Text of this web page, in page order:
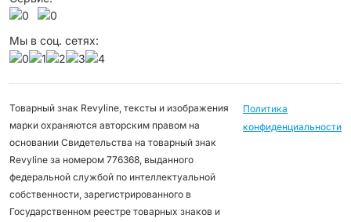
Мы в соц. сетях:
Товарный знак Revyline, тексты и изображения
марки охраняются авторским правом на
основании Свидетельства на товарный знак
Revyline за номером 776368, выданного
федеральной службой по интеллектуальной
собственности, зарегистрированного в
Государственном реестре товарных знаков и
Политика
конфиденциальности